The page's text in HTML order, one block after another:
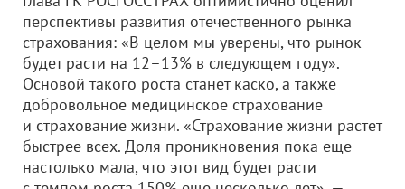
перспективы развития отечественного рынка
страхования: «В целом мы уверены, что рынок
будет расти на 12–13% в следующем году».
Основой такого роста станет каско, а также
добровольное медицинское страхование
и страхование жизни. «Страхование жизни растет
быстрее всех. Доля проникновения пока еще
настолько мала, что этот вид будет расти